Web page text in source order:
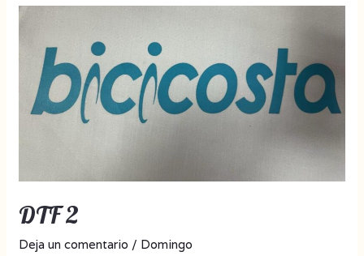
DTF 2
Deja un comentario / Domingo
DTF